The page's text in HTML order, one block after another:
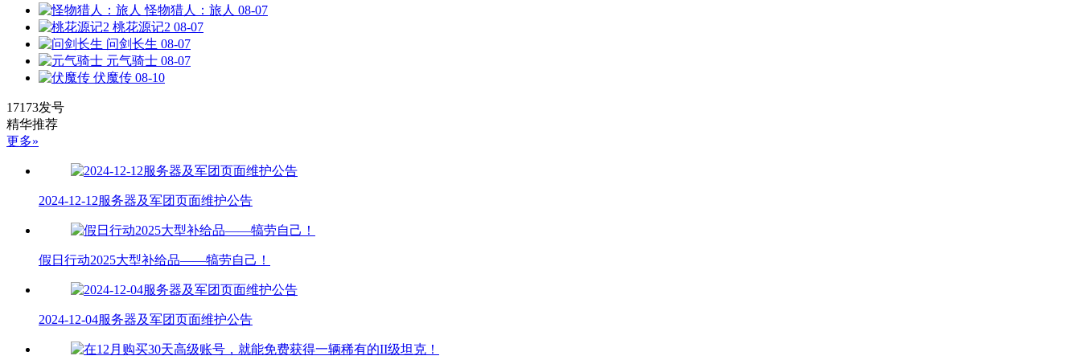
怪物猎人：旅人 08-07
桃花源记2 08-07
问剑长生 08-07
元气骑士 08-07
伏魔传 08-10
17173发号
精华推荐
更多»
2024-12-12服务器及军团页面维护公告
假日行动2025大型补给品——犒劳自己！
2024-12-04服务器及军团页面维护公告